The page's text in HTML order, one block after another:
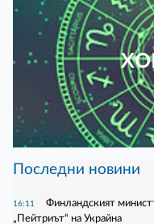
Последни новини
16:11
Финландският
„Пейтриът“ на Украйна